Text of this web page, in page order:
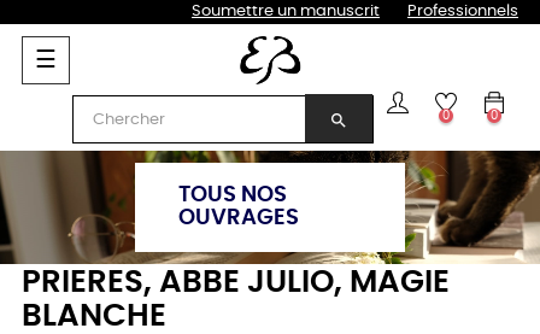
Soumettre un manuscrit Professionnels
Basculer
la
navigation
☰
search 0 0
TOUS NOS
OUVRAGES
PRIERES, ABBE JULIO, MAGIE
BLANCHE